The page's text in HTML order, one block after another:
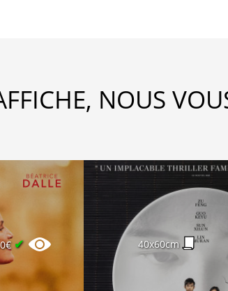
NOUS
✔ 40x60cm